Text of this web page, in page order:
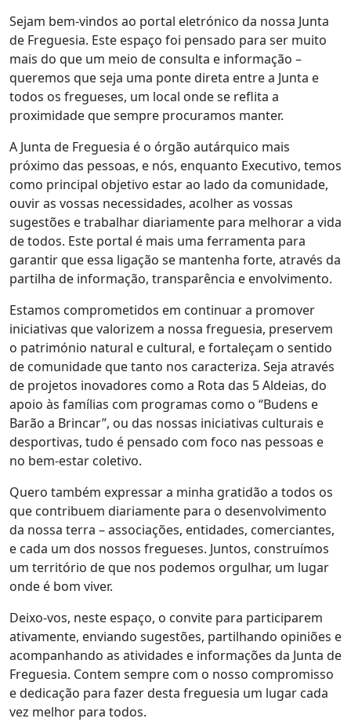
Sejam bem-vindos ao portal eletrónico da nossa Junta
de Freguesia. Este espaço foi pensado para ser muito
mais do que um meio de consulta e informação –
queremos que seja uma ponte direta entre a Junta e
todos os fregueses, um local onde se reflita a
proximidade que sempre procuramos manter.
A Junta de Freguesia é o órgão autárquico mais
próximo das pessoas, e nós, enquanto Executivo, temos
como principal objetivo estar ao lado da comunidade,
ouvir as vossas necessidades, acolher as vossas
sugestões e trabalhar diariamente para melhorar a vida
de todos. Este portal é mais uma ferramenta para
garantir que essa ligação se mantenha forte, através da
partilha de informação, transparência e envolvimento.
Estamos comprometidos em continuar a promover
iniciativas que valorizem a nossa freguesia, preservem
o património natural e cultural, e fortaleçam o sentido
de comunidade que tanto nos caracteriza. Seja através
de projetos inovadores como a Rota das 5 Aldeias, do
apoio às famílias com programas como o “Budens e
Barão a Brincar”, ou das nossas iniciativas culturais e
desportivas, tudo é pensado com foco nas pessoas e
no bem-estar coletivo.
Quero também expressar a minha gratidão a todos os
que contribuem diariamente para o desenvolvimento
da nossa terra – associações, entidades, comerciantes,
e cada um dos nossos fregueses. Juntos, construímos
um território de que nos podemos orgulhar, um lugar
onde é bom viver.
Deixo-vos, neste espaço, o convite para participarem
ativamente, enviando sugestões, partilhando opiniões e
acompanhando as atividades e informações da Junta de
Freguesia. Contem sempre com o nosso compromisso
e dedicação para fazer desta freguesia um lugar cada
vez melhor para todos.